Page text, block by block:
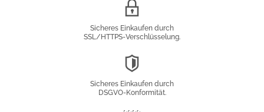
Sicheres Einkaufen durch
SSL/HTTPS-Verschlüsselung.
Sicheres Einkaufen durch
DSGVO-Konformität.